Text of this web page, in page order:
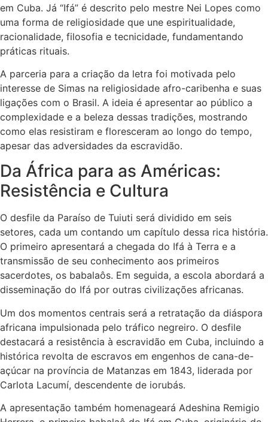
em Cuba. Já “Ifá” é descrito pelo mestre Nei Lopes como
uma forma de religiosidade que une espiritualidade,
racionalidade, filosofia e tecnicidade, fundamentando
práticas rituais.
A parceria para a criação da letra foi motivada pelo
interesse de Simas na religiosidade afro-caribenha e suas
ligações com o Brasil. A ideia é apresentar ao público a
complexidade e a beleza dessas tradições, mostrando
como elas resistiram e floresceram ao longo do tempo,
apesar das adversidades da escravidão.
Da África para as Américas:
Resistência e Cultura
O desfile da Paraíso de Tuiuti será dividido em seis
setores, cada um contando um capítulo dessa rica história.
O primeiro apresentará a chegada do Ifá à Terra e a
transmissão de seu conhecimento aos primeiros
sacerdotes, os babalaôs. Em seguida, a escola abordará a
disseminação do Ifá por outras civilizações africanas.
Um dos momentos centrais será a retratação da diáspora
africana impulsionada pelo tráfico negreiro. O desfile
destacará a resistência à escravidão em Cuba, incluindo a
histórica revolta de escravos em engenhos de cana-de-
açúcar na província de Matanzas em 1843, liderada por
Carlota Lacumí, descendente de iorubás.
A apresentação também homenageará Adeshina Remigio